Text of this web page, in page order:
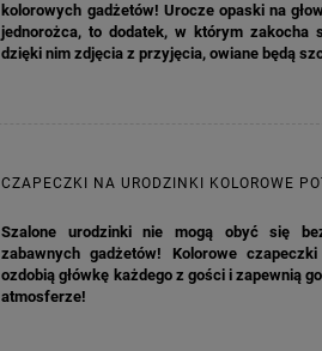
kolorowych gadżetów! Urocze opaski na
jednorożca, to dodatek, w którym zakocha
dzięki nim zdjęcia z przyjęcia, owiane będą
CZAPECZKI NA URODZINKI KOLOROWE
Szalone urodzinki nie mogą obyć się
zabawnych gadżetów! Kolorowe
ozdobią główkę każdego z gości i zapewnią
atmosferze!